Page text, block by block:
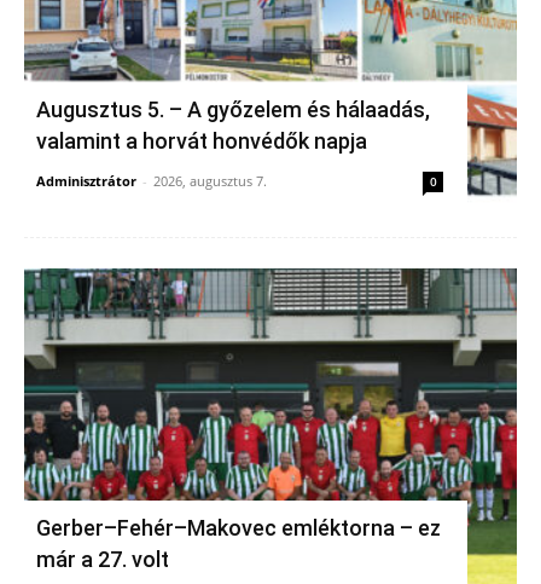
Augusztus 5. – A győzelem és hálaadás,
valamint a horvát honvédők napja
Adminisztrátor - 2026, augusztus 7. 0
Gerber–Fehér–Makovec emléktorna – ez
már a 27. volt